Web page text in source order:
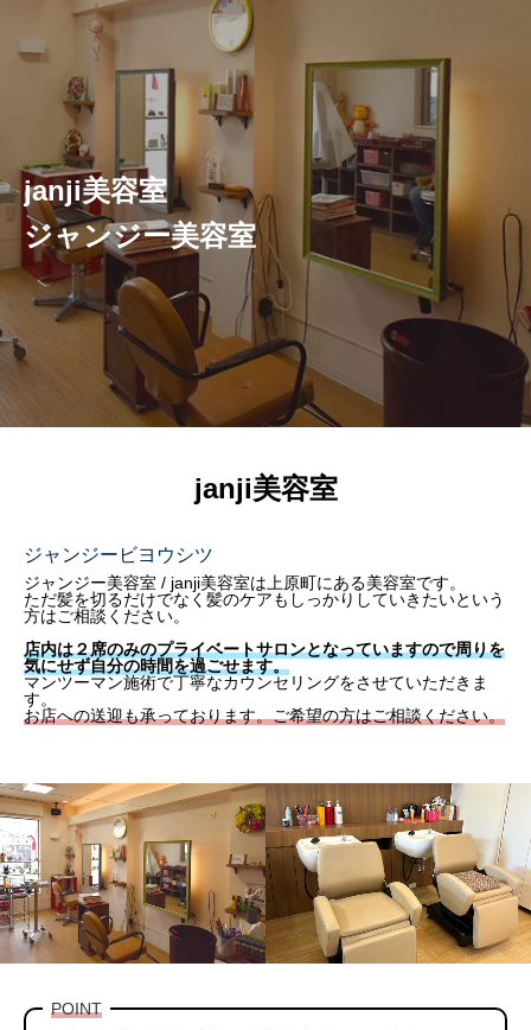
janji美容室
ジャンジー美容室
janji美容室
ジャンジービヨウシツ
ジャンジー美容室 / janji美容室は上原町にある美容室です。
ただ髪を切るだけでなく髪のケアもしっかりしていきたいという
方はご相談ください。
店内は２席のみのプライベートサロンとなっていますので周りを
気にせず自分の時間を過ごせます。
マンツーマン施術で丁寧なカウンセリングをさせていただきま
す。
お店への送迎も承っております。ご希望の方はご相談ください。
POINT